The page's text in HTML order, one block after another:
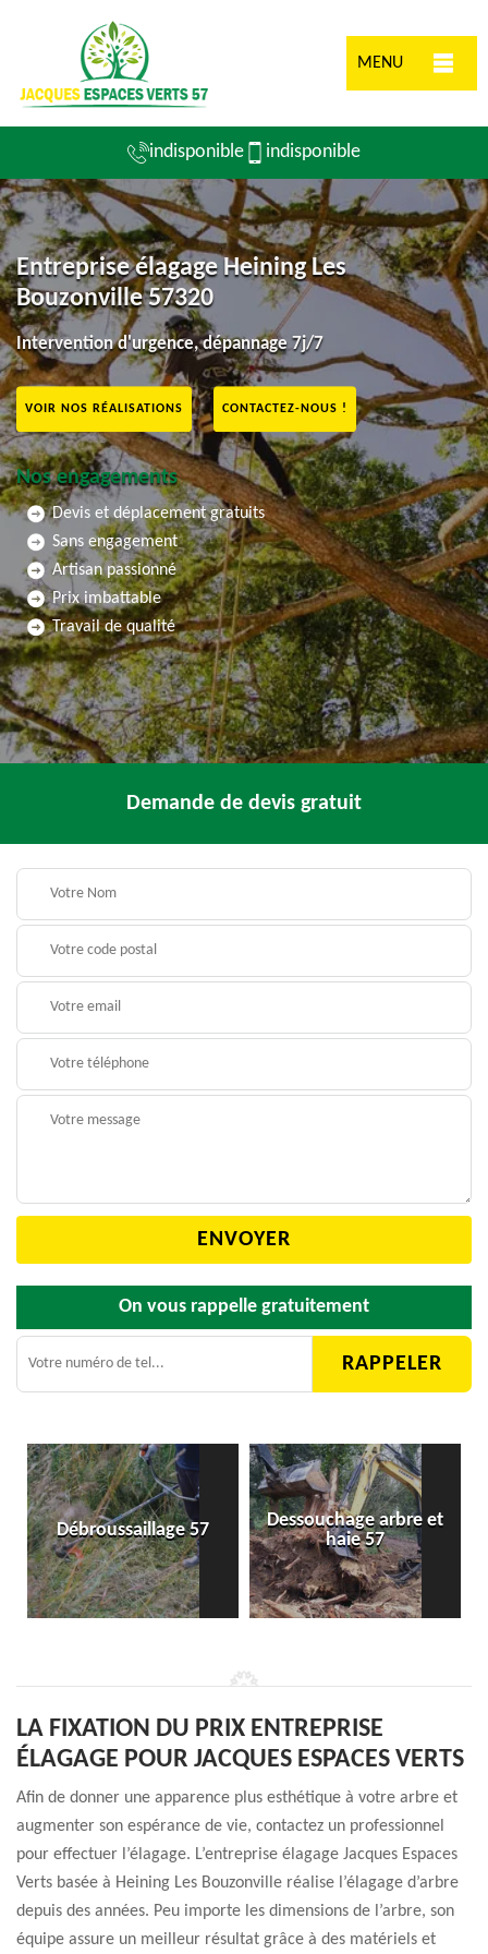
MENU
indisponible indisponible
Entreprise élagage Heining Les
Bouzonville 57320
Intervention d'urgence, dépannage 7j/7
VOIR NOS RÉALISATIONS CONTACTEZ-NOUS !
Nos engagements
Devis et déplacement gratuits
Sans engagement
Artisan passionné
Prix imbattable
Travail de qualité
Demande de devis gratuit
On vous rappelle gratuitement
Débroussaillage 57
Dessouchage arbre et
haie 57
LA FIXATION DU PRIX ENTREPRISE
ÉLAGAGE POUR JACQUES ESPACES VERTS
Afin de donner une apparence plus esthétique à votre arbre et
augmenter son espérance de vie, contactez un professionnel
pour effectuer l’élagage. L’entreprise élagage Jacques Espaces
Verts basée à Heining Les Bouzonville réalise l’élagage d’arbre
depuis des années. Peu importe les dimensions de l’arbre, son
équipe assure un meilleur résultat grâce à des matériels et